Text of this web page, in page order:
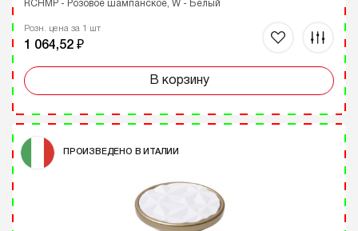
RCHMP - Розовое шампанское, W - Белый
Розн. цена за 1 шт
1 064,52 ₽
В корзину
ПРОИЗВЕДЕНО В ИТАЛИИ